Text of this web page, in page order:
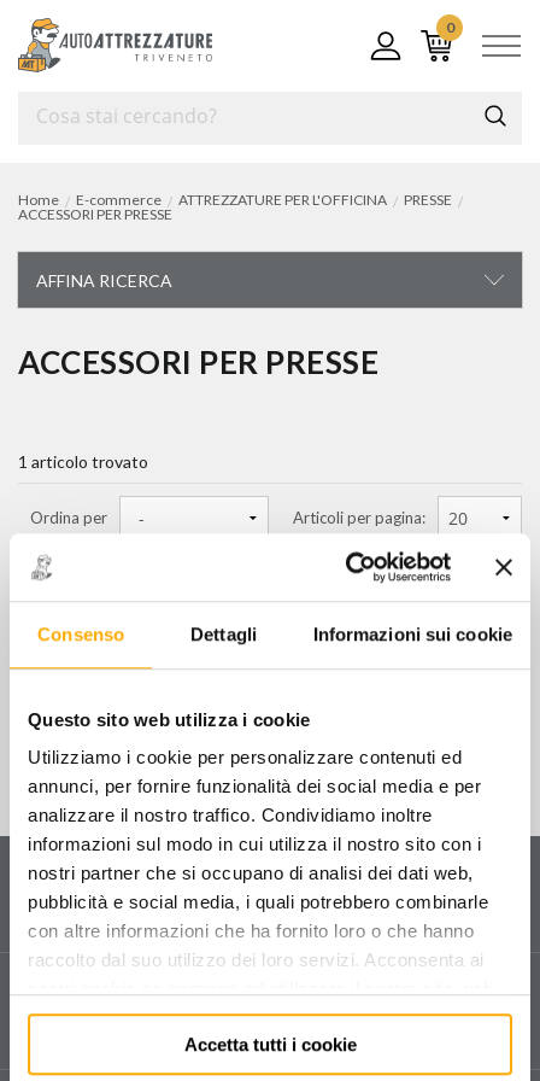
Consenso Dettagli Informazioni sui cookie
Questo sito web utilizza i cookie
Utilizziamo i cookie per personalizzare contenuti ed
annunci, per fornire funzionalità dei social media e per
analizzare il nostro traffico. Condividiamo inoltre
informazioni sul modo in cui utilizza il nostro sito con i
nostri partner che si occupano di analisi dei dati web,
pubblicità e social media, i quali potrebbero combinarle
con altre informazioni che ha fornito loro o che hanno
raccolto dal suo utilizzo dei loro servizi. Acconsenta ai
Accetta tutti i cookie
0
Home E-commerce ATTREZZATURE PER L'OFFICINA
PRESSE
ACCESSORI PER PRESSE
AFFINA RICERCA
ATTREZZATURE PER L'OFFICINA
cricchi e transpallet
presse
presse idrauliche
accessori per presse
carrellini
attrezzatura specifica per l'officina
morse e incudini
altre attrezzature e accessori per l'officina
FILTRA PER
ACCESSORI PER PRESSE
1 articolo trovato
Ordina per Articoli per pagina:
STOCK
051 - COPPIA CONTROPUNTE
273,00+ IVA
Servizio clienti
Contattaciper ricevere informazioni sul tuo ordine
e sui nostri prodotti.
Vendita e assistenza tecnica dedicata in tutta Italia.
Compila il formper richiedere assistenza.